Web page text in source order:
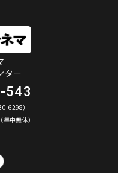
ター
543
6298）
中無休）